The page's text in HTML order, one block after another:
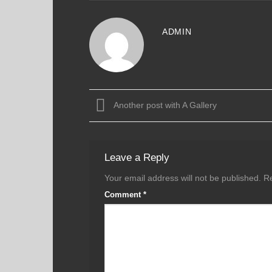
ADMIN
Another post with A Gallery
Leave a Reply
Your email address will not be published.
Comment *